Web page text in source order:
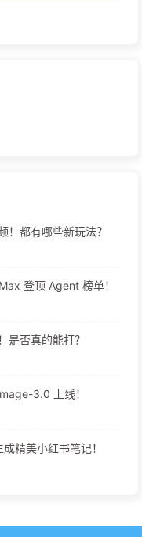
！都有哪些新玩法？
登顶 Agent 榜单！
否真的能打？
3.0 上线！
精美小红书笔记！